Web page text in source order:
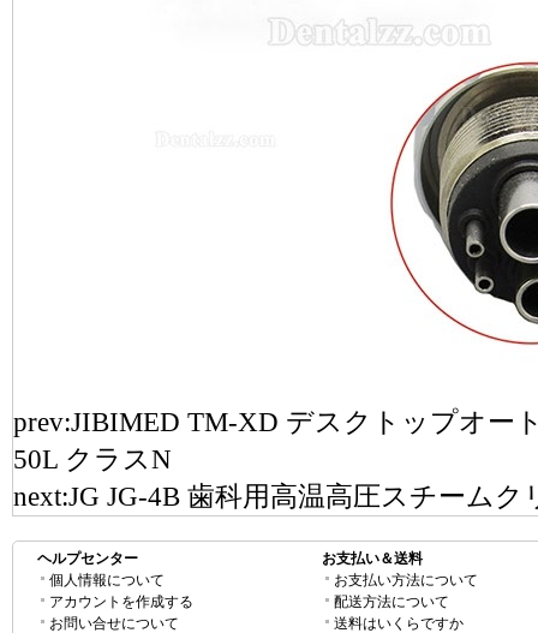
prev:JIBIMED TM-XD デスクトップオー
50L クラスN
next:JG JG-4B 歯科用高温高圧スチームク
ヘルプセンター
個人情報について
アカウントを作成する
お問い合せについて
お支払い＆送料
お支払い方法について
配送方法について
送料はいくらですか